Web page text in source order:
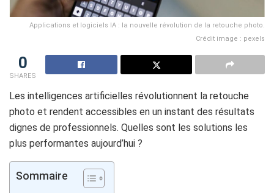
Applications et logiciels IA : la nouvelle révolution de la retouche photo.
Crédit image : pexels
0
SHARES
Les intelligences artificielles révolutionnent la retouche
photo et rendent accessibles en un instant des résultats
dignes de professionnels. Quelles sont les solutions les
plus performantes aujourd’hui ?
Sommaire